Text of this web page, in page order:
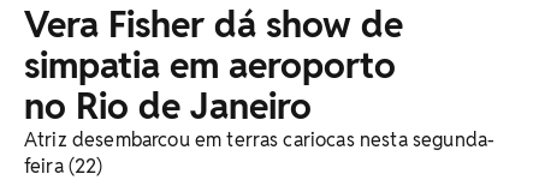
Vera Fisher dá show de
simpatia em aeroporto
no Rio de Janeiro
Atriz desembarcou em terras cariocas nesta segunda-
feira (22)